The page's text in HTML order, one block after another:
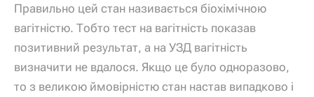
Правильно цей стан називається біохімічною
вагітністю. Тобто тест на вагітність показав
позитивний результат, а на УЗД вагітність
визначити не вдалося. Якщо це було одноразово,
то з великою ймовірністю стан настав випадково і